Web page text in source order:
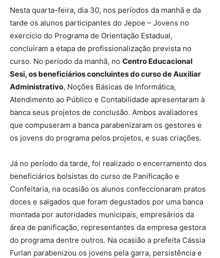
Nesta quarta-feira, dia 30, nos períodos da manhã e da
tarde os alunos participantes do Jepoe – Jovens no
exercício do Programa de Orientação Estadual,
concluíram a etapa de profissionalização prevista no
curso. No período da manhã, no Centro Educacional
Sesi, os beneficiários concluintes do curso de Auxiliar
Administrativo, Noções Básicas de Informática,
Atendimento ao Público e Contabilidade apresentaram à
banca seus projetos de conclusão. Ambos avaliadores
que compuseram a banca parabenizaram os gestores e
os jovens do programa pelos projetos, e suas criações.
Já no período da tarde, foi realizado o encerramento dos
beneficiários bolsistas do curso de Panificação e
Confeitaria, na ocasião os alunos confeccionaram pratos
doces e salgados que foram degustados por uma banca
montada por autoridades municipais, empresários da
área de panificação, representantes da empresa gestora
do programa dentre outros. Na ocasião a prefeita Cássia
Furlan parabenizou os jovens pela garra, persistência e